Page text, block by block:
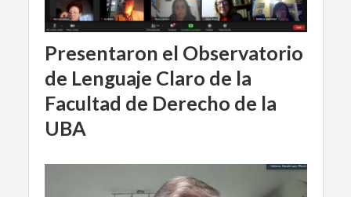
Presentaron el Observatorio
de Lenguaje Claro de la
Facultad de Derecho de la
UBA